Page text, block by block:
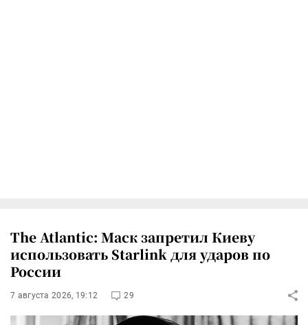
The Atlantic: Маск запретил Киеву
использовать Starlink для ударов по
России
7 августа 2026, 19:12 29